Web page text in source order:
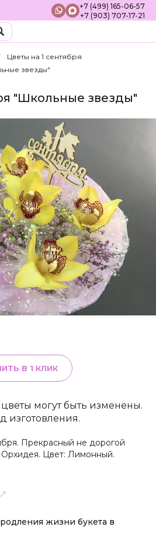
+7 (499) 165-06-57
+7 (903) 707-17-21
Цветы на 1 сентября
звезды"
"Школьные звезды"
В 1 КЛИК
могут быть изменены.
изготовления.
Прекрасный не дорогой
Орхидея. Цвет: Лимонный.
жизни букета в